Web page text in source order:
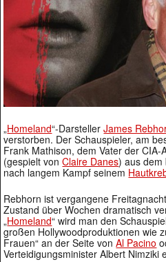
„Homeland“-DarstellerJames
verstorben. Der Schauspieler, am
Frank Mathison, dem Vater der CIA-
(gespielt vonClaire Danes) aus dem
nach langem Kampf seinem
Rebhorn ist vergangene
Zustand über Wochen dramatisch
„Homeland“ wird man den
großen Hollywoodproduktionen wie
Frauen“ an der Seite vonAl Pacino
Verteidigungsminister Albert Nimziki